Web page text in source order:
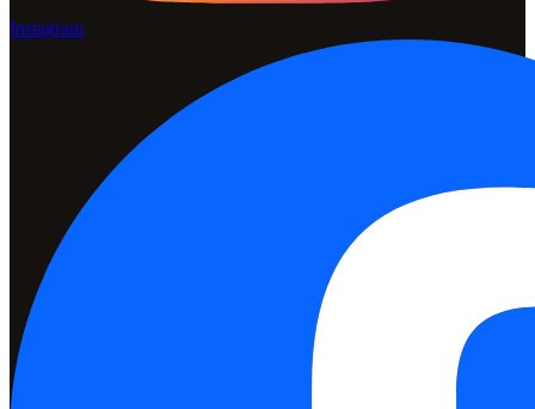
Instagram